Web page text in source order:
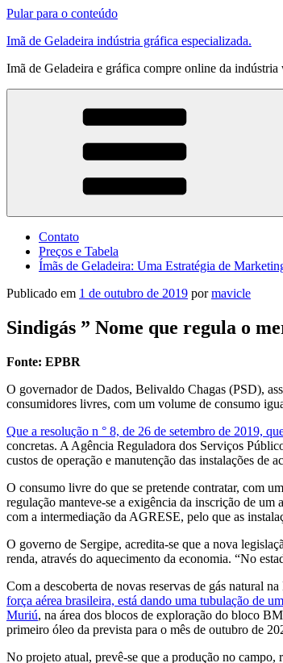
Pular para o conteúdo
Imã de Geladeira indústria gráfica especializada.
Imã de Geladeira e gráfica compre online da
Contato
Preços e Tabela
Ímãs de Geladeira: Uma Estratégia de
Publicado em 1 de outubro de 2019 pormavicle
Sindigás ” Nome que regula o
Fonte: EPBR
O governador de Dados, Belivaldo Chagas (PSD),
consumidores livres, com um volume de consumo
Que a resolução n ° 8, de 26 de setembro de 2019,
concretas. A Agência Reguladora dos Serviços
custos de operação e manutenção das instalações de
O consumo livre do que se pretende contratar, com
regulação manteve-se a exigência da inscrição de
com a intermediação da AGRESE, pelo que as
O governo de Sergipe, acredita-se que a nova
renda, através do aquecimento da economia. “No
Com a descoberta de novas reservas de gás natural
força aérea brasileira, está dando uma tubulação de
Muriú, na área dos blocos de exploração do bloco
primeiro óleo da prevista para o mês de outubro de
No projeto atual, prevê-se que a produção no